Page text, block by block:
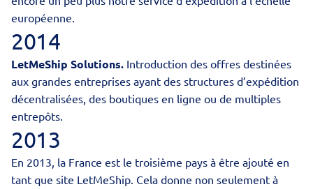
européenne.
2014
LetMeShip Solutions. Introduction des offres destinées
aux grandes entreprises ayant des structures d’expédition
décentralisées, des boutiques en ligne ou de multiples
entrepôts.
2013
En 2013, la France est le troisième pays à être ajouté en
tant que site LetMeShip. Cela donne non seulement à